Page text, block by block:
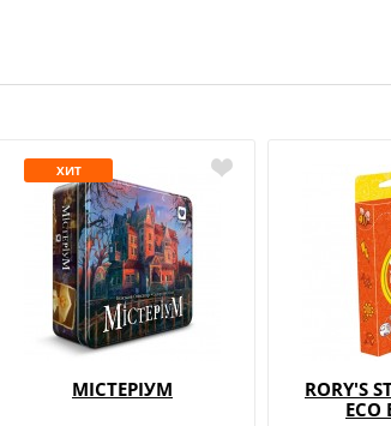
ХИТ
МІСТЕРІУМ
RORY'S
ECO